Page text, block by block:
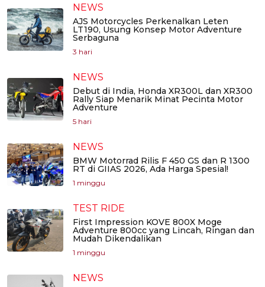
NEWS
AJS Motorcycles Perkenalkan Leten
LT190, Usung Konsep Motor Adventure
Serbaguna
3 hari
NEWS
Debut di India, Honda XR300L dan XR300
Rally Siap Menarik Minat Pecinta Motor
Adventure
5 hari
NEWS
BMW Motorrad Rilis F 450 GS dan R 1300
RT di GIIAS 2026, Ada Harga Spesial!
1 minggu
TEST RIDE
First Impression KOVE 800X Moge
Adventure 800cc yang Lincah, Ringan dan
Mudah Dikendalikan
1 minggu
NEWS